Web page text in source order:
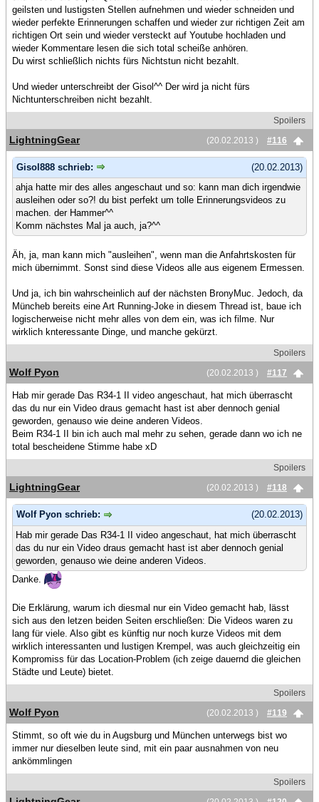
geilsten und lustigsten Stellen aufnehmen und wieder schneiden und
wieder perfekte Erinnerungen schaffen und wieder zur richtigen Zeit am
richtigen Ort sein und wieder versteckt auf Youtube hochladen und
wieder Kommentare lesen die sich total scheiße anhören.
Du wirst schließlich nichts fürs Nichtstun nicht bezahlt.
Und wieder unterschreibt der Gisol^^ Der wird ja nicht fürs
Nichtunterschreiben nicht bezahlt.
Spoilers
(20.02.2013 )
#116
LightningGear
(20.02.2013)
Gisol888 schrieb:
ahja hatte mir des alles angeschaut und so: kann man dich irgendwie
ausleihen oder so?! du bist perfekt um tolle Erinnerungsvideos zu
machen. der Hammer^^
Komm nächstes Mal ja auch, ja?^^
Äh, ja, man kann mich "ausleihen", wenn man die Anfahrtskosten für
mich übernimmt. Sonst sind diese Videos alle aus eigenem Ermessen.
Und ja, ich bin wahrscheinlich auf der nächsten BronyMuc. Jedoch, da
Müncheb bereits eine Art Running-Joke in diesem Thread ist, baue ich
logischerweise nicht mehr alles von dem ein, was ich filme. Nur
wirklich knteressante Dinge, und manche gekürzt.
Spoilers
(20.02.2013 )
#117
Wolf Pyon
Hab mir gerade Das R34-1 II video angeschaut, hat mich überrascht
das du nur ein Video draus gemacht hast ist aber dennoch genial
geworden, genauso wie deine anderen Videos.
Beim R34-1 II bin ich auch mal mehr zu sehen, gerade dann wo ich ne
total bescheidene Stimme habe xD
Spoilers
(20.02.2013 )
#118
LightningGear
(20.02.2013)
Wolf Pyon schrieb:
Hab mir gerade Das R34-1 II video angeschaut, hat mich überrascht
das du nur ein Video draus gemacht hast ist aber dennoch genial
geworden, genauso wie deine anderen Videos.
Danke.
Die Erklärung, warum ich diesmal nur ein Video gemacht hab, lässt
sich aus den letzen beiden Seiten erschließen: Die Videos waren zu
lang für viele. Also gibt es künftig nur noch kurze Videos mit dem
wirklich interessanten und lustigen Krempel, was auch gleichzeitig ein
Kompromiss für das Location-Problem (ich zeige dauernd die gleichen
Städte und Leute) bietet.
Spoilers
(20.02.2013 )
#119
Wolf Pyon
Stimmt, so oft wie du in Augsburg und München unterwegs bist wo
immer nur dieselben leute sind, mit ein paar ausnahmen von neu
ankömmlingen
Spoilers